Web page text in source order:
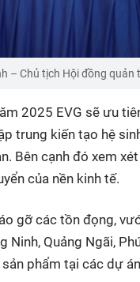
– Chủ tịch Hội đồng
2025 EVG sẽ ưu
trung kiến tạo hệ
Bên cạnh đó xem
của nền kinh tế.
gỡ các tồn đọng,
Ninh, Quảng Ngãi,
phẩm tại các dự